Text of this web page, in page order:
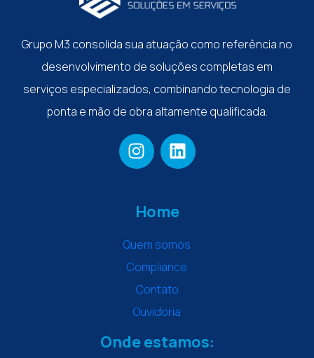
Grupo M3 consolida sua atuação como referência no
desenvolvimento de soluções completas em
serviços especializados, combinando tecnologia de
ponta e mão de obra altamente qualificada.
Home
Quem somos
Compliance
Contato
Ouvidoria
Onde estamos: